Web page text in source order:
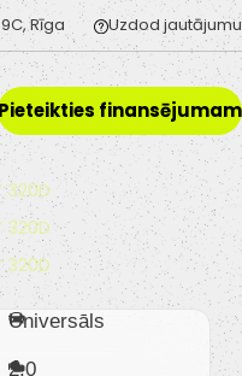
Rīga Uzdod jautājumu
finansējumam
Universāls
2.0